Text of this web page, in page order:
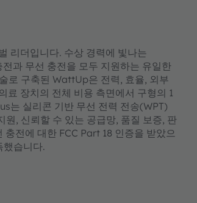
리더입니다. 수상 경력에 빛나는
과 무선 충전을 모두 지원하는 유일한
로 구축된 WattUp은 전력, 효율, 외부
료 장치의 전체 비용 측면에서 구형의 1
는 실리콘 기반 무선 전력 전송(WPT)
, 신뢰할 수 있는 공급망, 품질 보증, 판
전에 대한 FCC Part 18 인증을 받았으
습니다.